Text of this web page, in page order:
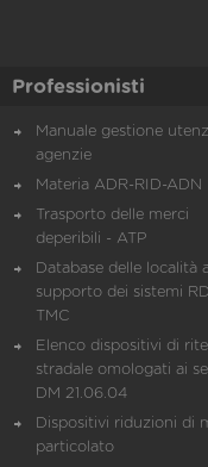
Professionisti
Manuale gestione
agenzie
Materia ADR-RID-ADN
Trasporto delle merci
deperibili - ATP
Database delle località
supporto dei sistemi
TMC
Elenco dispositivi di
stradale omologati ai
DM 21.06.04
Dispositivi riduzioni di
particolato